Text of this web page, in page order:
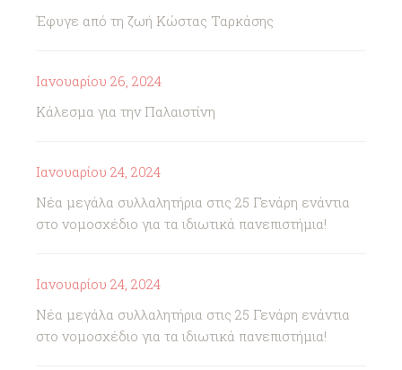
Έφυγε από τη ζωή Κώστας Ταρκάσης
Ιανουαρίου 26, 2024
Κάλεσμα για την Παλαιστίνη
Ιανουαρίου 24, 2024
Νέα μεγάλα συλλαλητήρια στις 25 Γενάρη ενάντια
στο νομοσχέδιο για τα ιδιωτικά πανεπιστήμια!
Ιανουαρίου 24, 2024
Νέα μεγάλα συλλαλητήρια στις 25 Γενάρη ενάντια
στο νομοσχέδιο για τα ιδιωτικά πανεπιστήμια!